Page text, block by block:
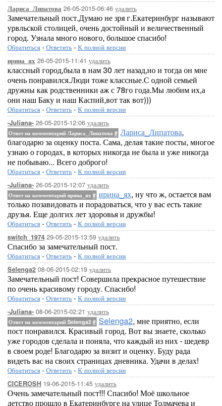
Лариса_Липатова 26-05-2015-06:46 удалить
Замечательный пост.Думаю не зря г.Екатеринбург называют
урвльской столицей, очень достойный и величественный
город. Узнала много нового, большое спасибо!
Обратиться - Ответить - К полной версии
ирина_ях 26-05-2015-11:41 удалить
классный город,была в нам 30 лет назад,но и тогда он мне
очень понравился.Люди тоже классные.С одной семьей
дружны как родственники аж с 78го года.Мы любим их,а
они наш Баку и наш Каспий,вот так вот)))
Обратиться - Ответить - К полной версии
-Juliana- 26-05-2015-12:06 удалить
Ответ на комментарий Лариса_Липатова # Лариса_Липатова,
благодарю за оценку поста. Сама, делая такие посты, многое
узнаю о городах, в которых никогда не была и уже никогда
не побываю... Всего доброго!
Обратиться - Ответить - К полной версии
-Juliana- 26-05-2015-12:07 удалить
Ответ на комментарий ирина_ях # ирина_ях, ну что ж, остается вам
только позавидовать и порадоваться, что у вас есть такие
друзья. Еще долгих лет здоровья и дружбы!
Обратиться - Ответить - К полной версии
switch_1974 29-05-2015-13:59 удалить
Спасибо за замечательный пост.
Обратиться - Ответить - К полной версии
Selenga2 08-06-2015-02:19 удалить
Замечательный пост! Совершила прекрасное путешествие
по очень красивому городу. Спасибо!
Обратиться - Ответить - К полной версии
-Juliana- 08-06-2015-02:21 удалить
Ответ на комментарий Selenga2 # Selenga2, мне приятно, если
пост понравился. Красивый город. Вот вы знаете, сколько
уже городов сделала и поняла, что каждый из них - шедевр
в своем роде! Благодарю за визит и оценку. Буду рада
видеть вас на своих страницах дневника. Удачи в делах!
Обратиться - Ответить - К полной версии
CICEROSH 19-06-2015-11:45 удалить
Очень замечательный пост!!! Спасибо! Моё школьное
детство прошло в Екатеринбурге на улице Толмачева и